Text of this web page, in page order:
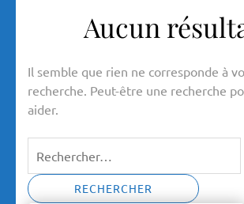
Aucun
Il semble que rien ne corresponde à
recherche. Peut-être une recherche
aider.